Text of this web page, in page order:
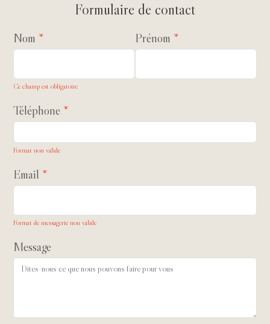
Formulaire de contact
Nom
Ce champ est obligatoire
Prénom
Téléphone
Format non valide
Email
Format de messagerie non valide
Message